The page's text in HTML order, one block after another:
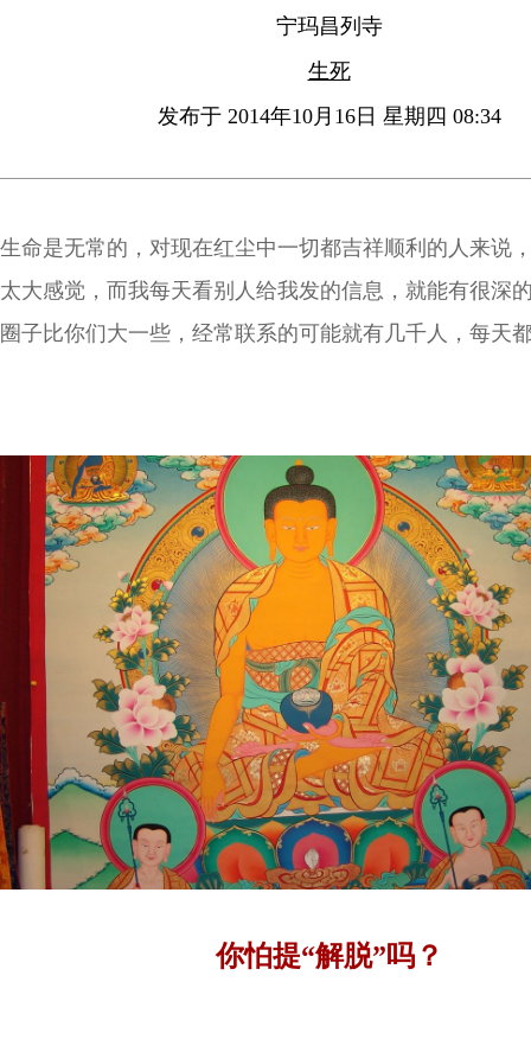
宁玛昌列寺
生死
发布于 2014年10月16日 星期四 08:34
生命是无常的，对现在红尘中一切都吉祥顺利的人来说
太大感觉，而我每天看别人给我发的信息，就能有很深
圈子比你们大一些，经常联系的可能就有几千人，每天
你怕提“解脱”吗？